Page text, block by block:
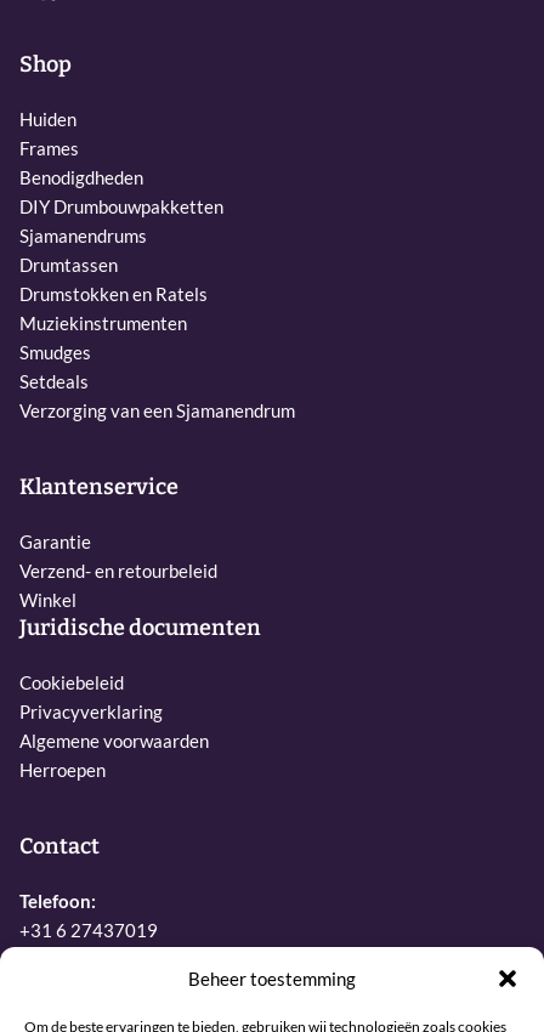
Beheer toestemming
Om de beste ervaringen te bieden, gebruiken wij technologieën zoals cookies
Shop
Huiden
Frames
Benodigdheden
DIY Drumbouwpakketten
Sjamanendrums
Drumtassen
Drumstokken en Ratels
Muziekinstrumenten
Smudges
Setdeals
Verzorging van een Sjamanendrum
Klantenservice
Garantie
Verzend- en retourbeleid
Winkel
Juridische documenten
Cookiebeleid
Privacyverklaring
Algemene voorwaarden
Herroepen
Contact
Telefoon:
+31 6 27437019